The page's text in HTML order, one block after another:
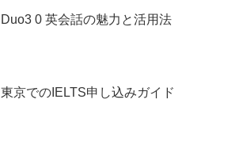
Duo3 0 英会話の魅力と活用法
東京でのIELTS申し込みガイド